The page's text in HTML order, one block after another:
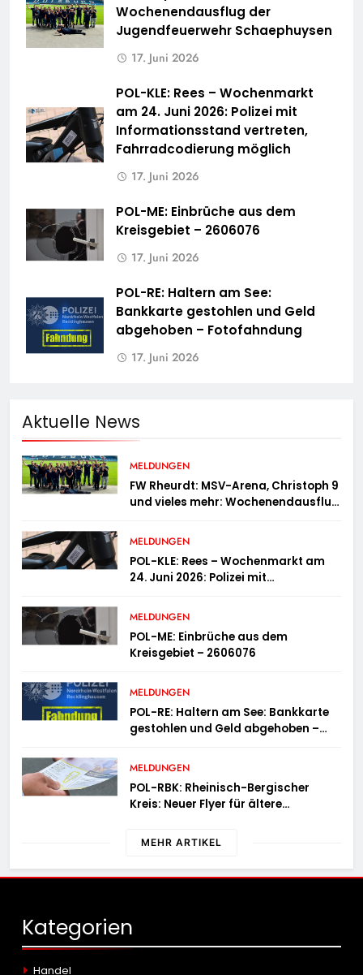
Wochenendausflug der
Jugendfeuerwehr Schaephuysen
17. Juni 2026
POL-KLE: Rees – Wochenmarkt
am 24. Juni 2026: Polizei mit
Informationsstand vertreten,
Fahrradcodierung möglich
17. Juni 2026
POL-ME: Einbrüche aus dem
Kreisgebiet – 2606076
17. Juni 2026
POL-RE: Haltern am See:
Bankkarte gestohlen und Geld
abgehoben – Fotofahndung
17. Juni 2026
Aktuelle News
MELDUNGEN
FW Rheurdt: MSV-Arena, Christoph 9
und vieles mehr: Wochenendausflug
MELDUNGEN
POL-KLE: Rees – Wochenmarkt am
24. Juni 2026: Polizei mit
Fahrradcodierung möglich
MELDUNGEN
POL-ME: Einbrüche aus dem
Kreisgebiet – 2606076
MELDUNGEN
POL-RE: Haltern am See: Bankkarte
gestohlen und Geld abgehoben –
MELDUNGEN
POL-RBK: Rheinisch-Bergischer
Kreis: Neuer Flyer für ältere
MEHR ARTIKEL
Kategorien
Handel